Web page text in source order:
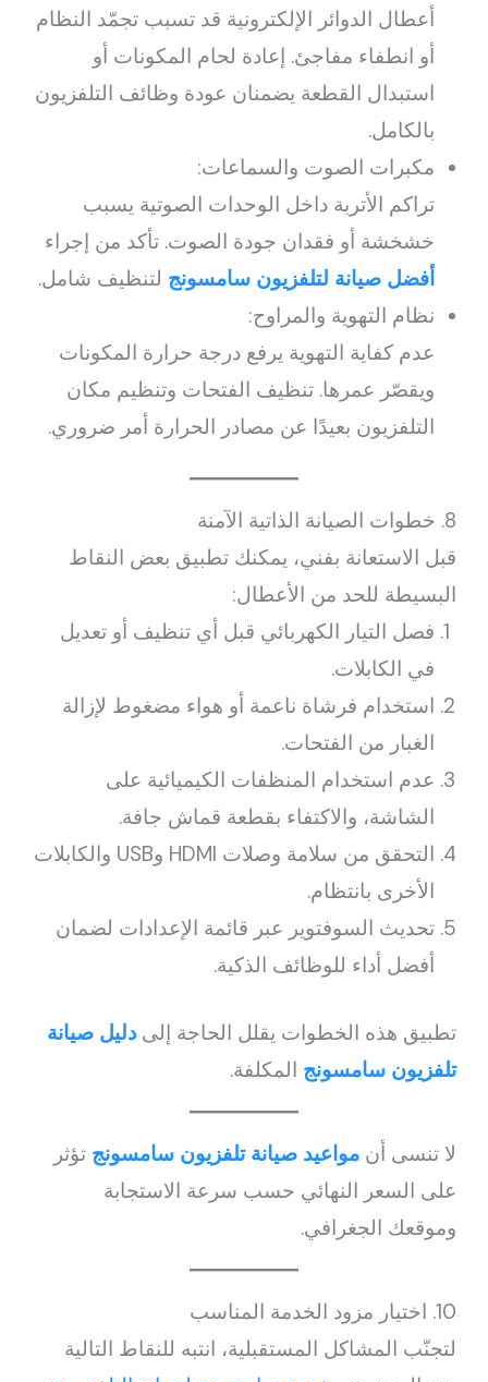
أعطال الدوائر الإلكترونية قد تسبب تجمّد النظام
أو انطفاء مفاجئ. إعادة لحام المكونات أو
استبدال القطعة يضمنان عودة وظائف التلفزيون
بالكامل.
مكبرات الصوت والسماعات:
تراكم الأتربة داخل الوحدات الصوتية يسبب
خشخشة أو فقدان جودة الصوت. تأكد من إجراء
أفضل صيانة لتلفزيون سامسونج لتنظيف شامل.
نظام التهوية والمراوح:
عدم كفاية التهوية يرفع درجة حرارة المكونات
ويقصّر عمرها. تنظيف الفتحات وتنظيم مكان
التلفزيون بعيدًا عن مصادر الحرارة أمر ضروري.
8. خطوات الصيانة الذاتية الآمنة
قبل الاستعانة بفني، يمكنك تطبيق بعض النقاط
البسيطة للحد من الأعطال:
فصل التيار الكهربائي قبل أي تنظيف أو تعديل
في الكابلات.
استخدام فرشاة ناعمة أو هواء مضغوط لإزالة
الغبار من الفتحات.
عدم استخدام المنظفات الكيميائية على
الشاشة، والاكتفاء بقطعة قماش جافة.
التحقق من سلامة وصلات HDMI وUSB والكابلات
الأخرى بانتظام.
تحديث السوفتوير عبر قائمة الإعدادات لضمان
أفضل أداء للوظائف الذكية.
تطبيق هذه الخطوات يقلل الحاجة إلىدليل صيانة
تلفزيون سامسونج المكلفة.
لا تنسى أنمواعيد صيانة تلفزيون سامسونج تؤثر
على السعر النهائي حسب سرعة الاستجابة
وموقعك الجغرافي.
10. اختيار مزود الخدمة المناسب
لتجنّب المشاكل المستقبلية، انتبه للنقاط التالية